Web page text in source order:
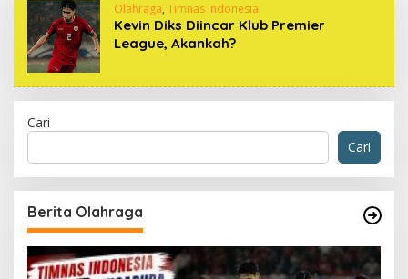
Olahraga, Timnas Indonesia
Kevin Diks Diincar Klub Premier
League, Akankah?
Cari
Cari
Berita Olahraga